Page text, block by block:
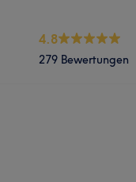
4.8
279 Bewertungen